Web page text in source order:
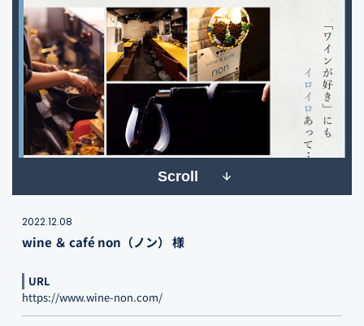
Scroll
2022.12.08
wine ＆ café non（ノン） 様
URL
https://www.wine-non.com/